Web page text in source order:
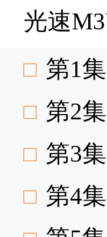
光速
第1集
第2集
第3集
第4集